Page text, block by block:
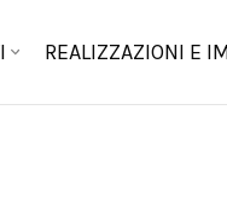
REALIZZAZIONI E